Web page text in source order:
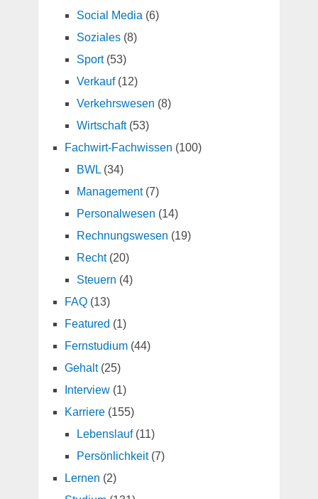
Social Media (6)
Soziales(8)
Sport(53)
Verkauf(12)
Verkehrswesen (8)
Wirtschaft(53)
Fachwirt-Fachwissen (100)
BWL(34)
Management(7)
Personalwesen (14)
Rechnungswesen (19)
Recht(20)
Steuern (4)
FAQ(13)
Featured (1)
Fernstudium(44)
Gehalt(25)
Interview(1)
Karriere(155)
Lebenslauf(11)
Persönlichkeit(7)
Lernen (2)